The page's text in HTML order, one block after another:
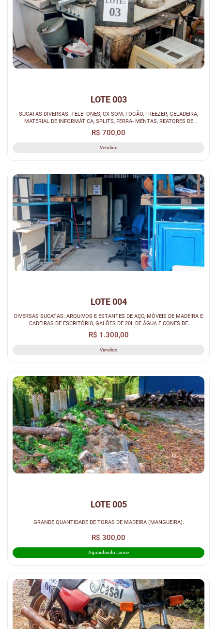
LOTE 003
SUCATAS DIVERSAS: TELEFONES, CX SOM, FOGÃO, FREEZER, GELADEIRA,
MATERIAL DE INFORMÁTICA, SPLITS, FERRA- MENTAS, REATORES DE
LÂMPADAS, MÁQUIN...
R$ 700,00
Vendido
LOTE 004
DIVERSAS SUCATAS: ARQUIVOS E ESTANTES DE AÇO, MÓVEIS DE MADEIRA E
CADEIRAS DE ESCRITÓRIO, GALÕES DE 20L DE ÁGUA E CONES DE
SINALIZAÇÃO.
R$ 1.300,00
Vendido
LOTE 005
GRANDE QUANTIDADE DE TORAS DE MADEIRA (MANGUEIRA).
R$ 300,00
Aguardando Lance